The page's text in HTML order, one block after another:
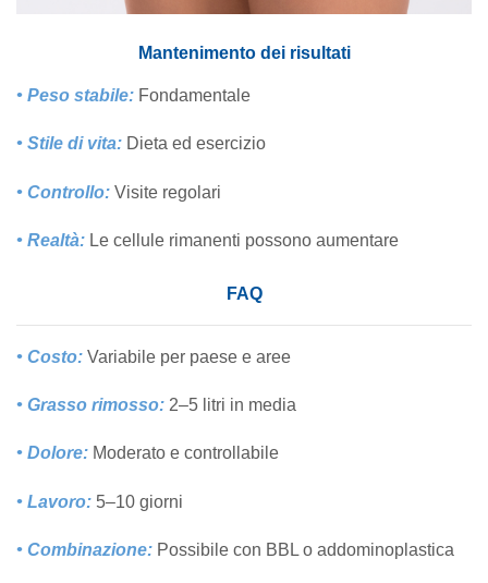
Mantenimento dei risultati
• Peso stabile: Fondamentale
• Stile di vita: Dieta ed esercizio
• Controllo: Visite regolari
• Realtà: Le cellule rimanenti possono aumentare
FAQ
• Costo: Variabile per paese e aree
• Grasso rimosso: 2–5 litri in media
• Dolore: Moderato e controllabile
• Lavoro: 5–10 giorni
• Combinazione: Possibile con BBL o addominoplastica